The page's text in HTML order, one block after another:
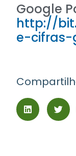
Google
http://
e-cifras-